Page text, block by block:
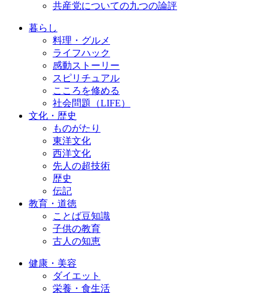
共産党についての九つの論評
暮らし
料理・グルメ
ライフハック
感動ストーリー
スピリチュアル
こころを修める
社会問題（LIFE）
文化・歴史
ものがたり
東洋文化
西洋文化
先人の超技術
歴史
伝記
教育・道徳
ことば豆知識
子供の教育
古人の知恵
健康・美容
ダイエット
栄養・食生活